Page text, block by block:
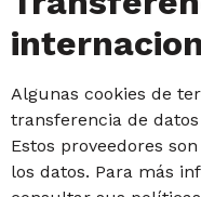
Algunas cookies de
transferencia de
Estos proveedores
los datos. Para más